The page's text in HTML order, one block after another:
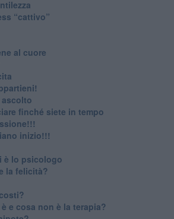
“cattivo”
al cuore
finché siete in tempo
inizio!!!
è lo psicologo
la felicità?
e cosa non è la terapia?